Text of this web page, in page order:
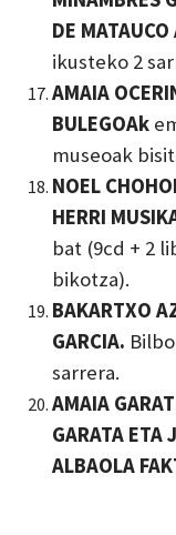
DE
ikusteko 2
AMAIA
BULEGOAk
museoak
NOEL
HERRI
bat (9cd + 2
bikotza).
BAKARTXO
GARCIA.
sarrera.
AMAIA
GARATA ETA
ALBAOLA